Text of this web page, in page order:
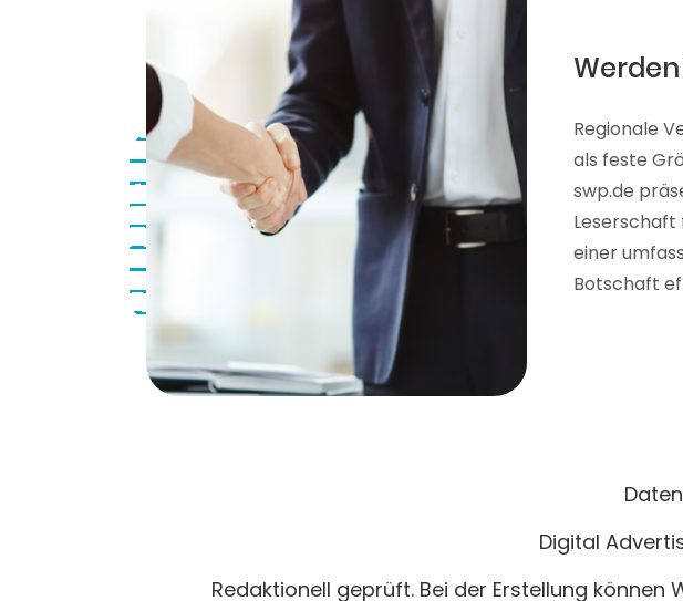
Regionale
als feste
swp.de
einer
Botschaft
Digital
Redaktionell geprüft. Bei der Erstellung